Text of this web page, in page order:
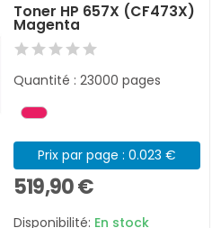
Toner HP 657X (CF473X)
Magenta
Quantité : 23000 pages
Prix par page : 0.023 €
519,90 €
Disponibilité: En stock